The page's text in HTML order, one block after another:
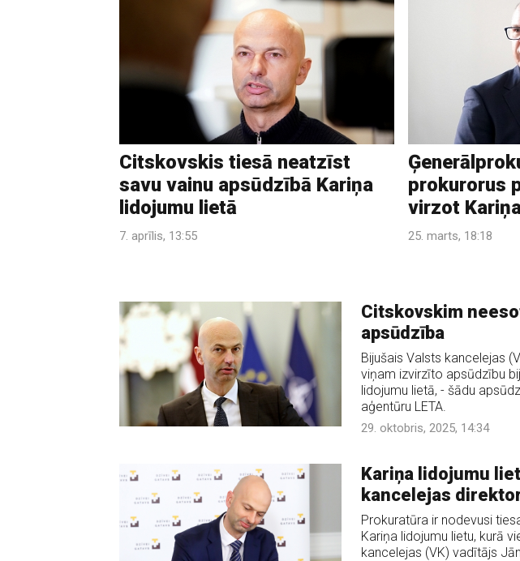
Citskovskis tiesā neatzīst
savu vainu apsūdzībā Kariņa
lidojumu lietā
7. aprīlis, 13:55
prokurorus
virzot
25. marts, 18:18
Citskovskim
apsūdzība
Bijušais Valsts kancelejas
viņam izvirzīto apsūdzību
lidojumu lietā, - šādu
aģentūru LETA.
29. oktobris, 2025, 14:34
Kariņa lidojumu
kancelejas
Prokuratūra ir nodevusi
Kariņa lidojumu lietu, kurā
kancelejas (VK) vadītājs